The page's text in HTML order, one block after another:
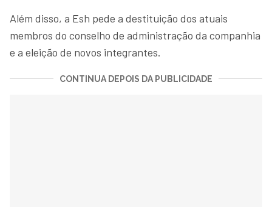
Além disso, a Esh pede a destituição dos atuais
membros do conselho de administração da companhia
e a eleição de novos integrantes.
CONTINUA DEPOIS DA PUBLICIDADE